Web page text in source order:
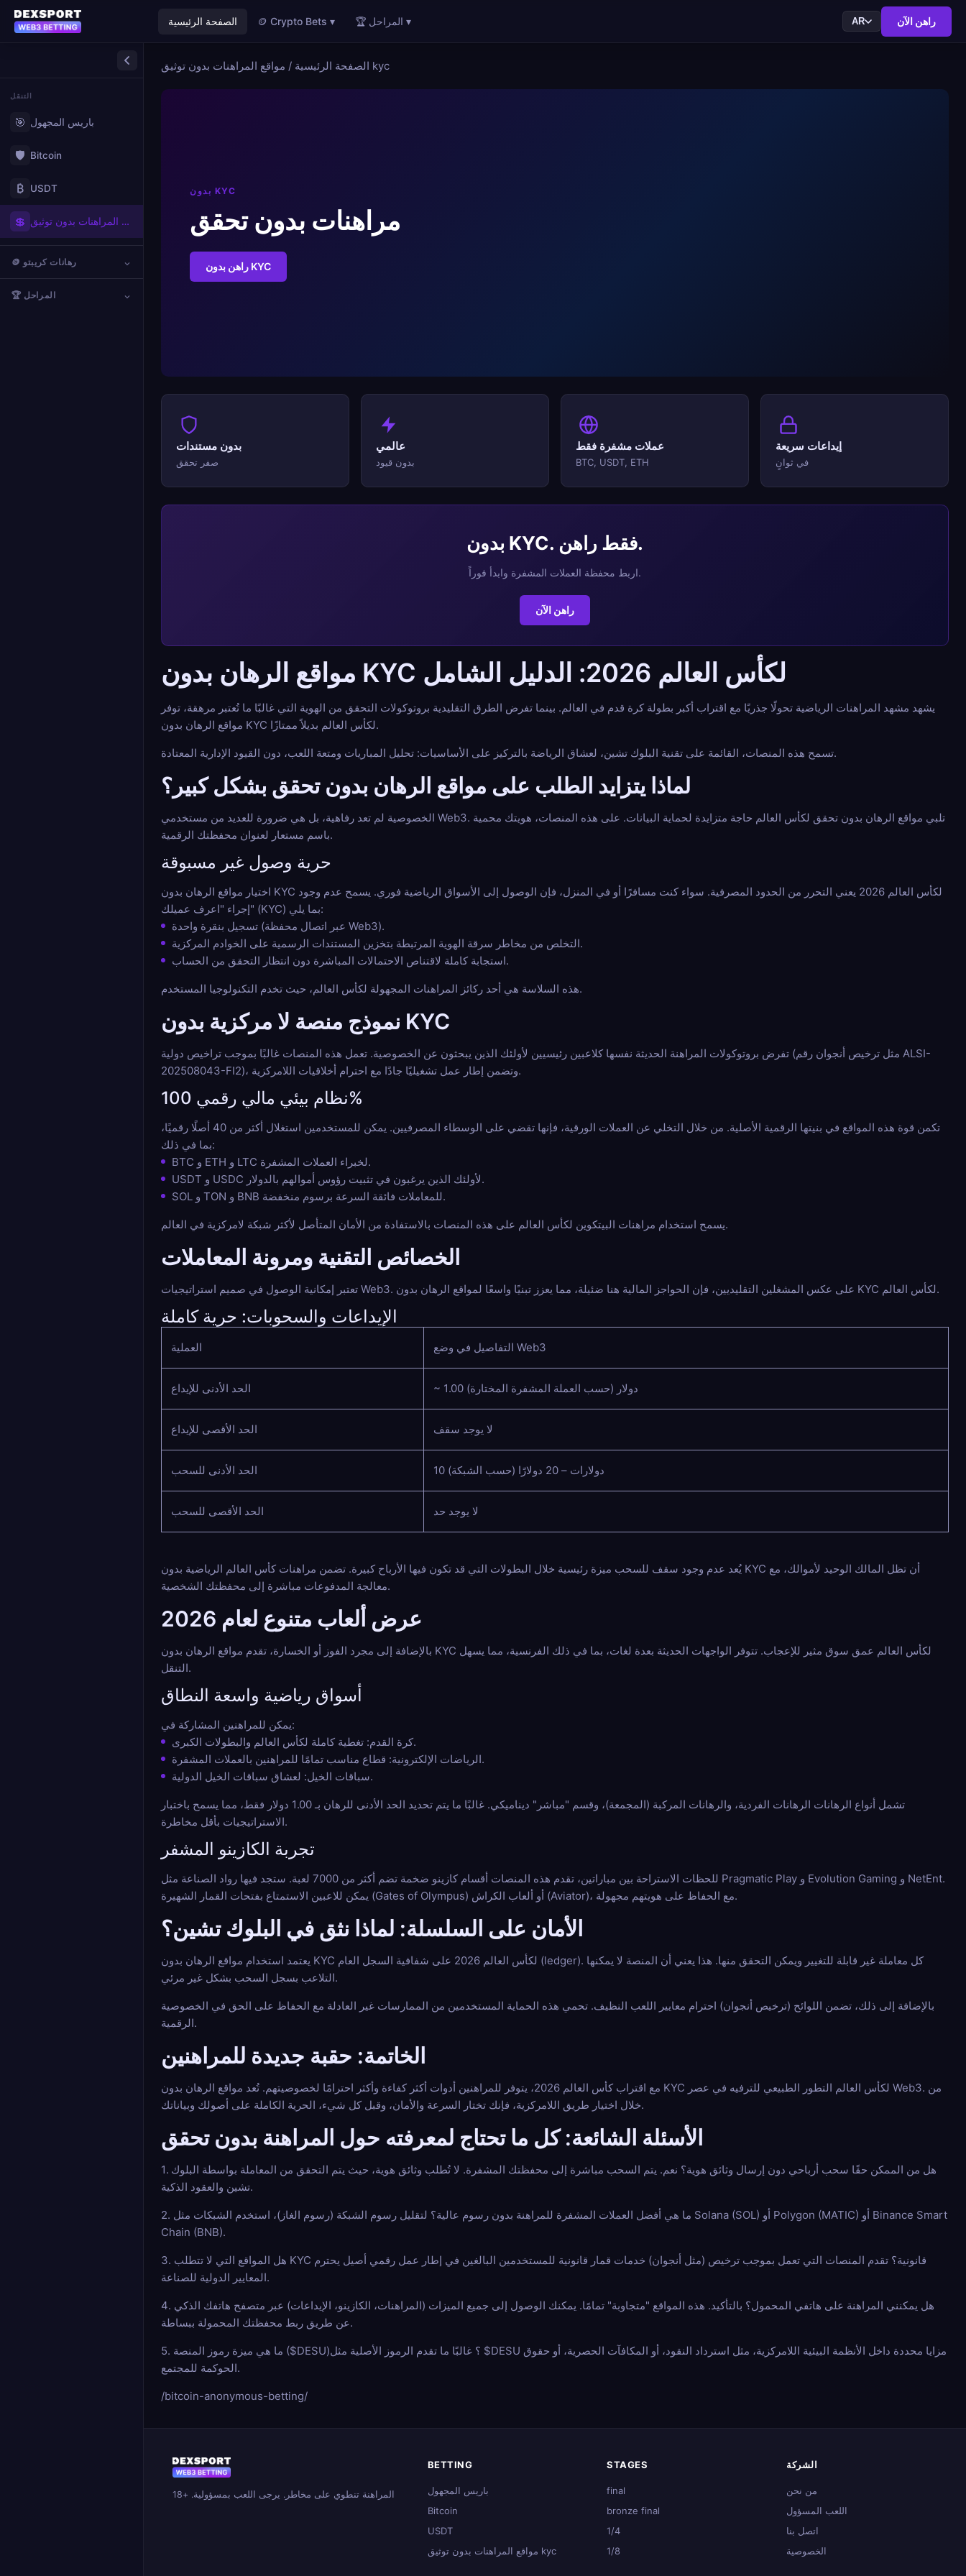
الصفحة الرئيسية 🪙 Crypto Bets ▾ 🏆 المراحل ▾ AR راهن الآن
التنقل
🎯 باريس المجهول
🛡️ Bitcoin
₿ USDT
💲 مواقع المراهنات بدون توثيق kyc
🪙 رهانات كريبتو
🏆 المراحل
الصفحة الرئيسية / مواقع المراهنات بدون توثيق kyc
بدون KYC
مراهنات بدون تحقق
راهن بدون KYC
بدون مستندات
صفر تحقق
عالمي
بدون قيود
عملات مشفرة فقط
BTC, USDT, ETH
إيداعات سريعة
في ثوانٍ
بدون KYC. فقط راهن.
اربط محفظة العملات المشفرة وابدأ فوراً.
راهن الآن
مواقع الرهان بدون KYC لكأس العالم 2026: الدليل الشامل
يشهد مشهد المراهنات الرياضية تحولًا جذريًا مع اقتراب أكبر بطولة كرة قدم في العالم. بينما تفرض الطرق التقليدية بروتوكولات التحقق من الهوية التي غالبًا ما تُعتبر مرهقة، توفر
مواقع الرهان بدون KYC لكأس العالم بديلاً ممتازًا.
تسمح هذه المنصات، القائمة على تقنية البلوك تشين، لعشاق الرياضة بالتركيز على الأساسيات: تحليل المباريات ومتعة اللعب، دون القيود الإدارية المعتادة.
لماذا يتزايد الطلب على مواقع الرهان بدون تحقق بشكل كبير؟
الخصوصية لم تعد رفاهية، بل هي ضرورة للعديد من مستخدمي Web3. تلبي مواقع الرهان بدون تحقق لكأس العالم حاجة متزايدة لحماية البيانات. على هذه المنصات، هويتك محمية
باسم مستعار لعنوان محفظتك الرقمية.
حرية وصول غير مسبوقة
اختيار مواقع الرهان بدون KYC لكأس العالم 2026 يعني التحرر من الحدود المصرفية. سواء كنت مسافرًا أو في المنزل، فإن الوصول إلى الأسواق الرياضية فوري. يسمح عدم وجود
إجراء "اعرف عميلك" (KYC) بما يلي:
تسجيل بنقرة واحدة (عبر اتصال محفظة Web3).
التخلص من مخاطر سرقة الهوية المرتبطة بتخزين المستندات الرسمية على الخوادم المركزية.
استجابة كاملة لاقتناص الاحتمالات المباشرة دون انتظار التحقق من الحساب.
هذه السلاسة هي أحد ركائز المراهنات المجهولة لكأس العالم، حيث تخدم التكنولوجيا المستخدم.
نموذج منصة لا مركزية بدون KYC
تفرض بروتوكولات المراهنة الحديثة نفسها كلاعبين رئيسيين لأولئك الذين يبحثون عن الخصوصية. تعمل هذه المنصات غالبًا بموجب تراخيص دولية (مثل ترخيص أنجوان رقم ALSI-
202508043-FI2)، وتضمن إطار عمل تشغيليًا جادًا مع احترام أخلاقيات اللامركزية.
نظام بيئي مالي رقمي 100%
تكمن قوة هذه المواقع في بنيتها الرقمية الأصلية. من خلال التخلي عن العملات الورقية، فإنها تقضي على الوسطاء المصرفيين. يمكن للمستخدمين استغلال أكثر من 40 أصلًا رقميًا،
بما في ذلك:
BTC و ETH و LTC لخبراء العملات المشفرة.
USDT و USDC لأولئك الذين يرغبون في تثبيت رؤوس أموالهم بالدولار.
SOL و TON و BNB للمعاملات فائقة السرعة برسوم منخفضة.
يسمح استخدام مراهنات البيتكوين لكأس العالم على هذه المنصات بالاستفادة من الأمان المتأصل لأكثر شبكة لامركزية في العالم.
الخصائص التقنية ومرونة المعاملات
تعتبر إمكانية الوصول في صميم استراتيجيات Web3. على عكس المشغلين التقليديين، فإن الحواجز المالية هنا ضئيلة، مما يعزز تبنيًا واسعًا لمواقع الرهان بدون KYC لكأس العالم.
الإيداعات والسحوبات: حرية كاملة
العملية التفاصيل في وضع Web3
الحد الأدنى للإيداع ~ 1.00 دولار (حسب العملة المشفرة المختارة)
الحد الأقصى للإيداع لا يوجد سقف
الحد الأدنى للسحب 10 دولارات – 20 دولارًا (حسب الشبكة)
الحد الأقصى للسحب لا يوجد حد
يُعد عدم وجود سقف للسحب ميزة رئيسية خلال البطولات التي قد تكون فيها الأرباح كبيرة. تضمن مراهنات كأس العالم الرياضية بدون KYC أن تظل المالك الوحيد لأموالك، مع
معالجة المدفوعات مباشرة إلى محفظتك الشخصية.
عرض ألعاب متنوع لعام 2026
بالإضافة إلى مجرد الفوز أو الخسارة، تقدم مواقع الرهان بدون KYC لكأس العالم عمق سوق مثير للإعجاب. تتوفر الواجهات الحديثة بعدة لغات، بما في ذلك الفرنسية، مما يسهل
التنقل.
أسواق رياضية واسعة النطاق
يمكن للمراهنين المشاركة في:
كرة القدم: تغطية كاملة لكأس العالم والبطولات الكبرى.
الرياضات الإلكترونية: قطاع مناسب تمامًا للمراهنين بالعملات المشفرة.
سباقات الخيل: لعشاق سباقات الخيل الدولية.
تشمل أنواع الرهانات الرهانات الفردية، والرهانات المركبة (المجمعة)، وقسم "مباشر" ديناميكي. غالبًا ما يتم تحديد الحد الأدنى للرهان بـ 1.00 دولار فقط، مما يسمح باختبار
الاستراتيجيات بأقل مخاطرة.
تجربة الكازينو المشفر
للحظات الاستراحة بين مباراتين، تقدم هذه المنصات أقسام كازينو ضخمة تضم أكثر من 7000 لعبة. ستجد فيها رواد الصناعة مثل Pragmatic Play و Evolution Gaming و NetEnt.
يمكن للاعبين الاستمتاع بفتحات القمار الشهيرة (Gates of Olympus) أو ألعاب الكراش (Aviator)، مع الحفاظ على هويتهم مجهولة.
الأمان على السلسلة: لماذا نثق في البلوك تشين؟
يعتمد استخدام مواقع الرهان بدون KYC لكأس العالم 2026 على شفافية السجل العام (ledger). كل معاملة غير قابلة للتغيير ويمكن التحقق منها. هذا يعني أن المنصة لا يمكنها
التلاعب بسجل السحب بشكل غير مرئي.
بالإضافة إلى ذلك، تضمن اللوائح (ترخيص أنجوان) احترام معايير اللعب النظيف. تحمي هذه الحماية المستخدمين من الممارسات غير العادلة مع الحفاظ على الحق في الخصوصية
الرقمية.
الخاتمة: حقبة جديدة للمراهنين
مع اقتراب كأس العالم 2026، يتوفر للمراهنين أدوات أكثر كفاءة وأكثر احترامًا لخصوصيتهم. تُعد مواقع الرهان بدون KYC لكأس العالم التطور الطبيعي للترفيه في عصر Web3. من
خلال اختيار طريق اللامركزية، فإنك تختار السرعة والأمان، وقبل كل شيء، الحرية الكاملة على أصولك وبياناتك.
الأسئلة الشائعة: كل ما تحتاج لمعرفته حول المراهنة بدون تحقق
1. هل من الممكن حقًا سحب أرباحي دون إرسال وثائق هوية؟ نعم. يتم السحب مباشرة إلى محفظتك المشفرة. لا تُطلب وثائق هوية، حيث يتم التحقق من المعاملة بواسطة البلوك
تشين والعقود الذكية.
2. ما هي أفضل العملات المشفرة للمراهنة بدون رسوم عالية؟ لتقليل رسوم الشبكة (رسوم الغاز)، استخدم الشبكات مثل Solana (SOL) أو Polygon (MATIC) أو Binance Smart
Chain (BNB).
3. هل المواقع التي لا تتطلب KYC قانونية؟ تقدم المنصات التي تعمل بموجب ترخيص (مثل أنجوان) خدمات قمار قانونية للمستخدمين البالغين في إطار عمل رقمي أصيل يحترم
المعايير الدولية للصناعة.
4. هل يمكنني المراهنة على هاتفي المحمول؟ بالتأكيد. هذه المواقع "متجاوبة" تمامًا. يمكنك الوصول إلى جميع الميزات (المراهنات، الكازينو، الإيداعات) عبر متصفح هاتفك الذكي
عن طريق ربط محفظتك المحمولة ببساطة.
5. ما هي ميزة رموز المنصة ($DESU)؟ غالبًا ما تقدم الرموز الأصلية مثل $DESU مزايا محددة داخل الأنظمة البيئية اللامركزية، مثل استرداد النقود، أو المكافآت الحصرية، أو حقوق
الحوكمة للمجتمع.
/bitcoin-anonymous-betting/
المراهنة تنطوي على مخاطر. يرجى اللعب بمسؤولية. +18
BETTING
باريس المجهول
Bitcoin
USDT
مواقع المراهنات بدون توثيق kyc
STAGES
final
bronze final
1/4
1/8
الشركة
من نحن
اللعب المسؤول
اتصل بنا
الخصوصية